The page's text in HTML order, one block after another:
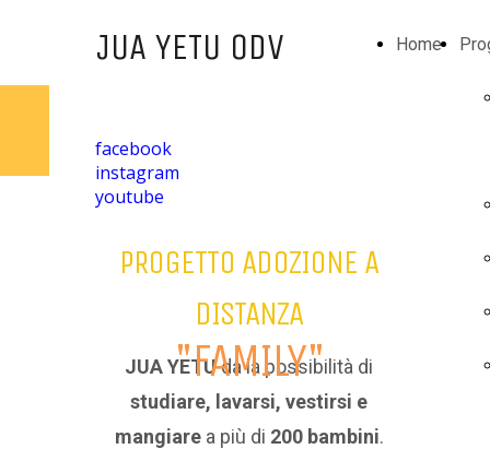
Home
JUA YETU ODV
facebook
instagram
youtube
PROGETTO ADOZIONE A
DISTANZA
"FAMILY"
JUA YETUda la possibilità di
studiare, lavarsi, vestirsi e
mangiarea più di 200 bambini.